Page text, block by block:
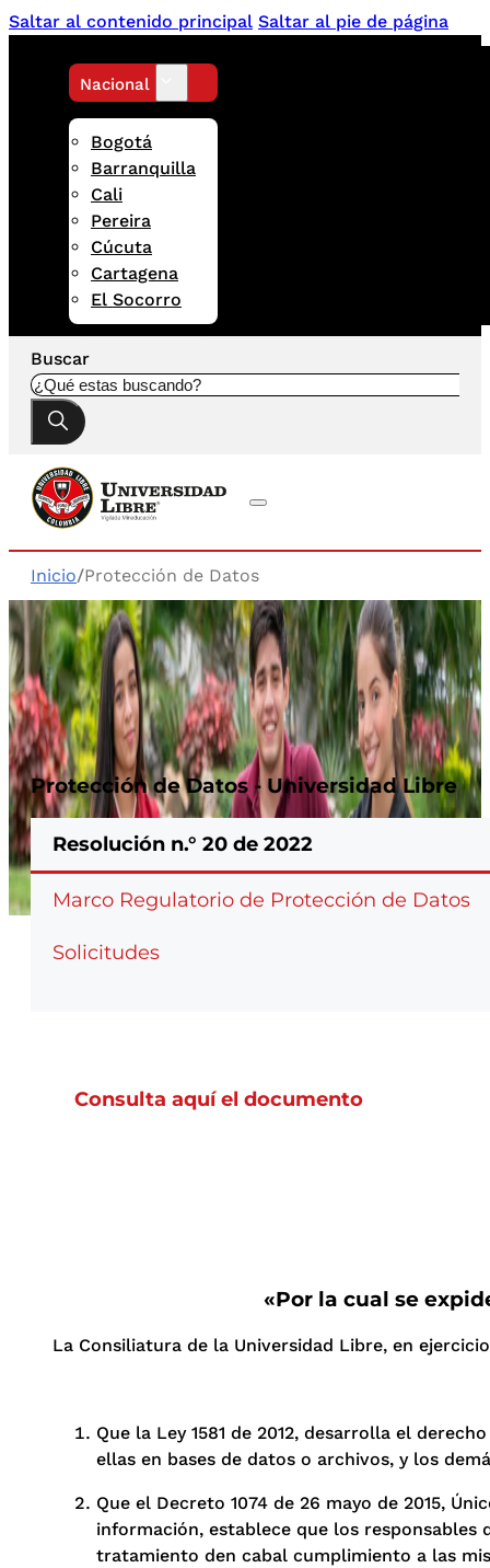
Saltar al contenido principal Saltar al pie de página
Nacional
Bogotá
Barranquilla
Cali
Pereira
Cúcuta
Cartagena
El Socorro
Buscar
Inicio/Protección de Datos
Protección de Datos - Universidad Libre
Resolución n.° 20 de 2022
Marco Regulatorio de Protección de Datos
Solicitudes
Consulta aquí el documento
«Por la cual se
La Consiliatura de la Universidad Libre, en
Que la Ley 1581 de 2012, desarrolla el
ellas en bases de datos o archivos, y los
Que el Decreto 1074 de 26 mayo de 2015,
información, establece que los
tratamiento den cabal cumplimiento a las